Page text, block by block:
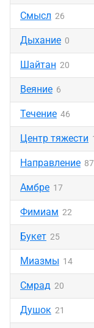
Смысл 26
Дыхание 0
Шайтан 20
Веяние 6
Течение 46
Центр тяжести
Направление 87
Амбре 17
Фимиам 22
Букет 25
Миазмы 14
Смрад 20
Душок 21